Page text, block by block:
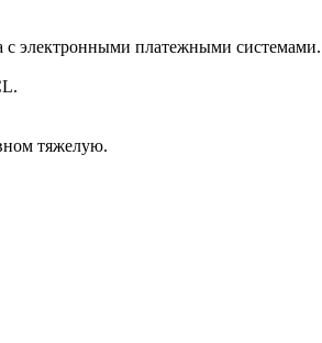
с электронными платежными системами.
тяжелую.